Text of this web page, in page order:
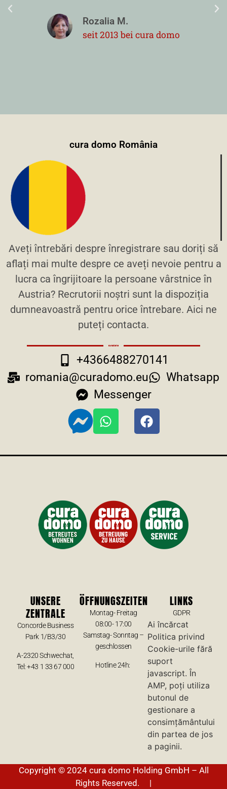
Rozalia M.
seit 2013 bei cura domo
cura domo România
Aveți întrebări despre înregistrare sau doriți să
aflați mai multe despre ce aveți nevoie pentru a
lucra ca îngrijitoare la persoane vârstnice în
Austria? Recrutorii noștri sunt la dispoziția
dumneavoastră pentru orice întrebare. Aici ne
puteți contacta.
+4366488270141
romania@curadomo.eu
Whatsapp
Messenger
UNSERE
ZENTRALE
Concorde Business
Park 1/B3/30
A-2320 Schwechat,
Tel: +43 1 33 67 000
ÖFFNUNGSZEITEN
Montag- Freitag
08:00- 17:00
Samstag- Sonntag –
geschlossen
Hotline 24h:
LINKS
GDPR
Ai încărcat
Politica privind
Cookie-urile fără
suport
javascript. În
AMP, poți utiliza
butonul de
gestionare a
consimțământului
din partea de jos
a paginii.
Copyright © 2024 cura domo Holding GmbH – All
Rights Reserved. |